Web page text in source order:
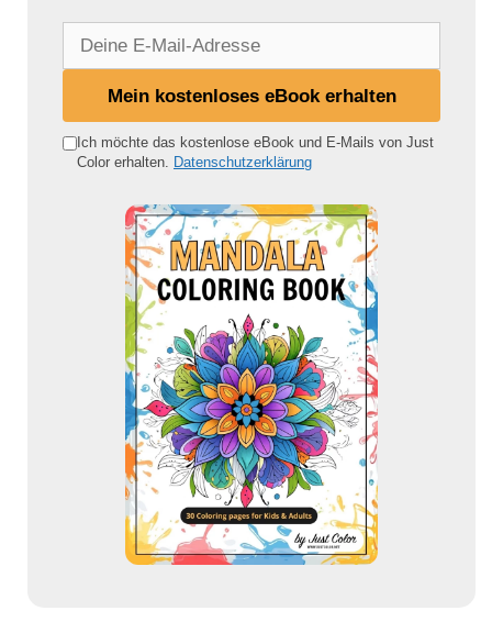
e
Mein kostenloses eBook erhalten
Ich möchte das kostenlose eBook und E-Mails von Just
Color erhalten.
Datenschutzerklärung